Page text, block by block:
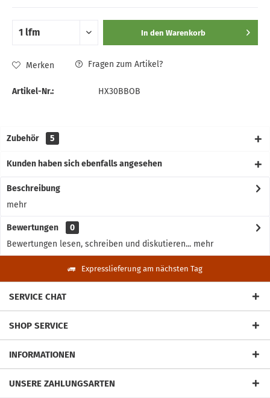
In den Warenkorb
Merken Fragen zum Artikel?
Artikel-Nr.: HX30BBOB
Zubehör 5
Kunden haben sich ebenfalls angesehen
Beschreibung
mehr
Bewertungen
0
Bewertungen lesen, schreiben und diskutieren... mehr
Expresslieferung am nächsten Tag
SERVICE CHAT
SHOP SERVICE
INFORMATIONEN
UNSERE ZAHLUNGSARTEN